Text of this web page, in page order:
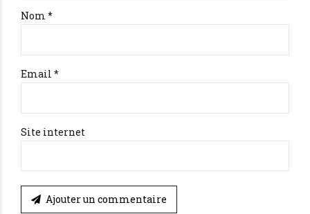
Nom *
Email *
Site internet
Ajouter un commentaire